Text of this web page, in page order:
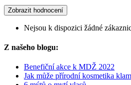
Zobrazit hodnocení
Nejsou k dispozici žádné
Z našeho blogu:
Benefiční akce k MDŽ 2022
Jak může přírodní kosmetika